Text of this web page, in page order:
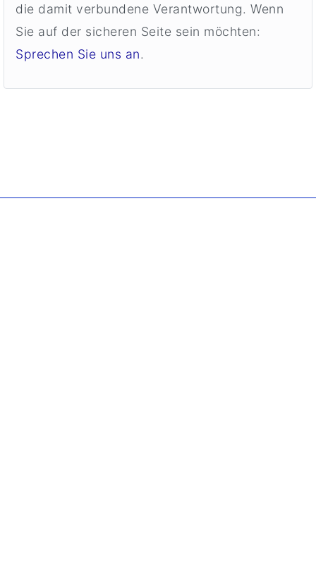
die damit verbundene Verantwortung. Wenn
Sie auf der sicheren Seite sein möchten:
Sprechen Sie uns an.